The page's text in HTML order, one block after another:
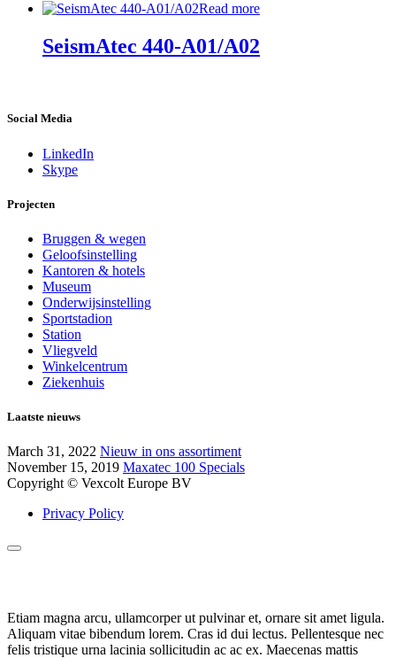
Read more
SeismAtec 440-A01/A02
Social Media
LinkedIn
Skype
Projecten
Bruggen & wegen
Geloofsinstelling
Kantoren & hotels
Museum
Onderwijsinstelling
Sportstadion
Station
Vliegveld
Winkelcentrum
Ziekenhuis
Laatste nieuws
March 31, 2022 Nieuw in ons assortiment
November 15, 2019 Maxatec 100 Specials
Copyright © Vexcolt Europe BV
Privacy Policy
Etiam magna arcu, ullamcorper ut pulvinar et, ornare sit amet ligula.
Aliquam vitae bibendum lorem. Cras id dui lectus. Pellentesque nec
felis tristique urna lacinia sollicitudin ac ac ex. Maecenas mattis